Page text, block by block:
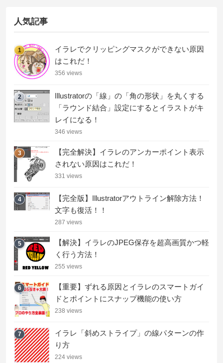
人気記事
1
イラレでクリッピングマスクができない原因
はこれだ！
356 views
2
Illustratorの「線」の「角の形状」を丸くする
「ラウンド結合」設定にするとイラストがキ
レイになる！
346 views
3
【完全解決】イラレのアンカーポイント表示
されない原因はこれだ！
331 views
4
【完全版】Illustratorアウトライン解除方法！
文字も復活！！
287 views
5
【解決】イラレのJPEG保存を超高画質かつ軽
く行う方法！
255 views
6
【重要】ずれる原因とイラレのスマートガイ
ドとポイントにスナップ機能の使い方
238 views
7
イラレ「斜めストライプ」の線パターンの作
り方
224 views